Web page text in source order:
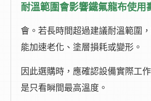
耐溫範圍會影響鐵氟龍布使用
會。若長時間超過建議耐溫範圍
能加速老化、塗層損耗或變形。
因此選購時，應確認設備實際工
是只看瞬間最高溫度。